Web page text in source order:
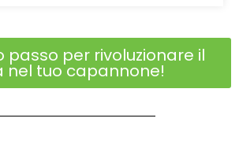
passo per rivoluzionare il
nel tuo capannone!